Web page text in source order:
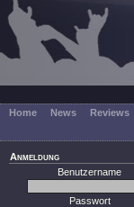
Home News Reviews
Anmeldung
Benutzername
Passwort